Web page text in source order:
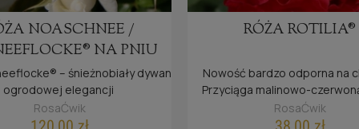
CINDERELLA®
(KOPCIUSZEK)
45,00 zł
o dostępności
RÓŻA BLUE
powiadom o
NOASCHNEE /
NA PNIU
– śnieżnobiały dywan
ogrodowej elegancji
RosaĆwik
RÓŻA ROTILIA®
Nowość bardzo odporna na
Przyciąga malinowo-
potężnym kwitnieniem.
RosaĆwik